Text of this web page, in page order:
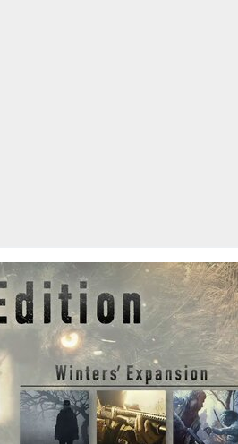
次の画像